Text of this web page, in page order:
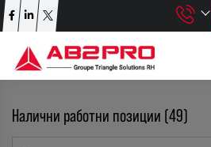
Налични работни позиции (49)